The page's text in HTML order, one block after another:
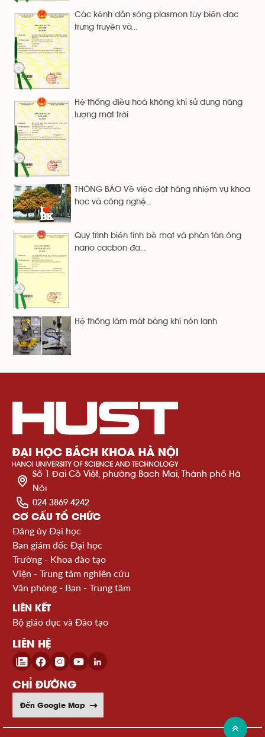
Các kênh dẫn sóng plasmon tùy biến đặc
trưng truyền và...
Hệ thống điều hoà không khí sử dụng năng
lượng mặt trời
THÔNG BÁO Về việc đặt hàng nhiệm vụ khoa
học và công nghệ...
Quy trình biến tính bề mặt và phân tán ông
nano cacbon đa...
Hệ thống làm mát bằng khí nén lạnh
Số 1 Đại Cồ Việt, phường Bạch Mai, Thành phố Hà
Nội
024 3869 4242
CƠ CẤU TỔ CHỨC
Đảng ủy Đại học
Ban giám đốc Đại học
Trường - Khoa đào tạo
Viện - Trung tâm nghiên cứu
Văn phòng - Ban - Trung tâm
LIÊN KẾT
Bộ giáo dục và Đào tạo
LIÊN HỆ
CHỈ ĐƯỜNG
Đến Google Map